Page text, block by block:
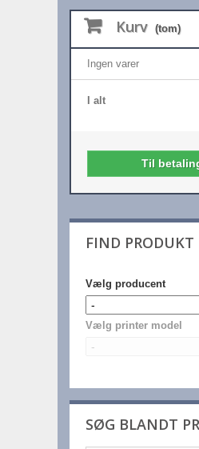
Kurv (tom)
Ingen varer
I alt
Til
FIND PRODUKT
Vælg producent
Vælg printer model
SØG BLANDT